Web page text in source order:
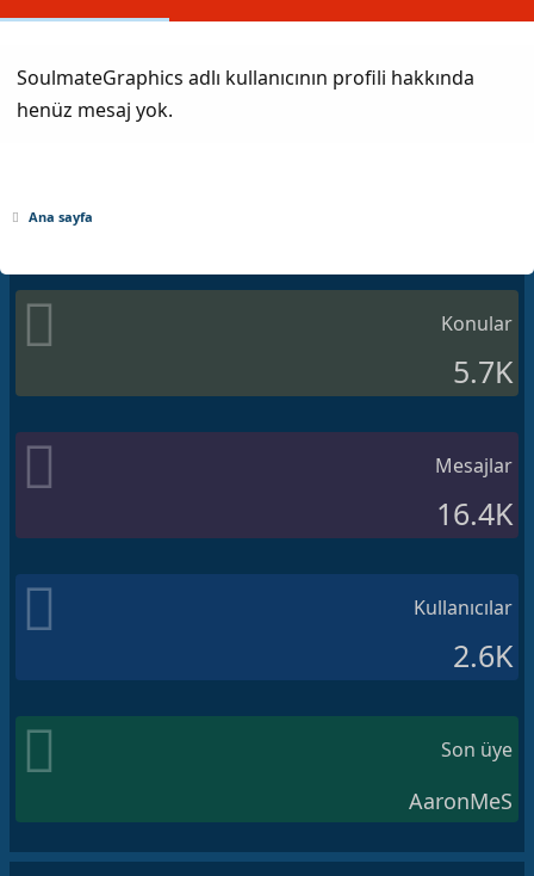
SoulmateGraphics adlı kullanıcının profili hakkında
henüz mesaj yok.
Ana sayfa
Konular
5.7K
Mesajlar
16.4K
Kullanıcılar
2.6K
Son üye
AaronMeS